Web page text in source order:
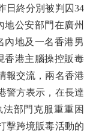
日終分別被判囚34
地公安部門在廣州
內地及一名香港男
香港主腦操控販毒
報交流，兩名香港
警方表示，在長達
部門克服重重困
擊跨境販毒活動的